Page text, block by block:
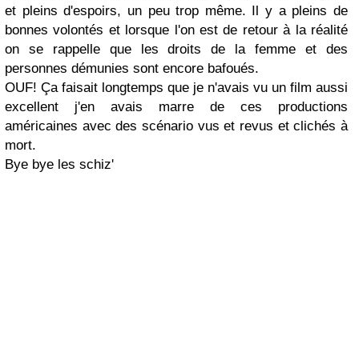
et pleins d'espoirs, un peu trop même. Il y a pleins de
bonnes volontés et lorsque l'on est de retour à la réalité
on se rappelle que les droits de la femme et des
personnes démunies sont encore bafoués.
OUF! Ça faisait longtemps que je n'avais vu un film aussi
excellent j'en avais marre de ces productions
américaines avec des scénario vus et revus etclichés à
mort.
Bye bye les schiz'